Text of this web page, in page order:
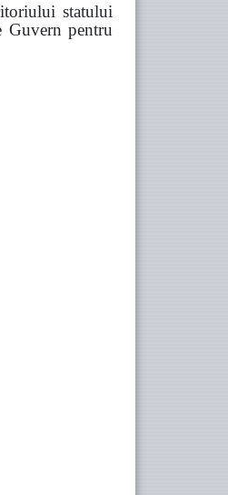
statului
Guvern pentru